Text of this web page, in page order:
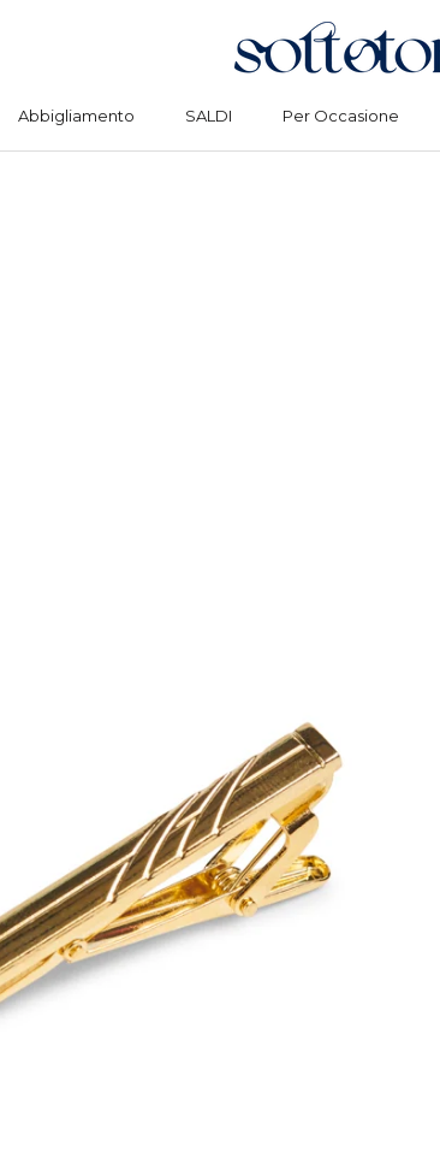
Abbigliamento
SALDI
Per Occasione